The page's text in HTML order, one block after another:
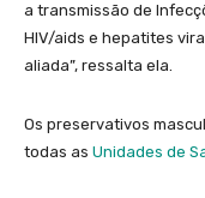
a transmissão de
HIV/aids e hepatites
aliada”, ressalta ela.
Os preservativos
todas as Unidades de